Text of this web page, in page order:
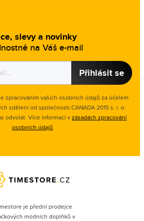
slevy a novinky
na Váš e-mail
Přihlásit se
zpracováním vašich osobních údajů za účelem
sdělení od společnosti CANADA 2015 s. r. o.
odvolat. Více informací vzásadách zpracování
osobních údajů.
je přední prodejce
módních doplňků v